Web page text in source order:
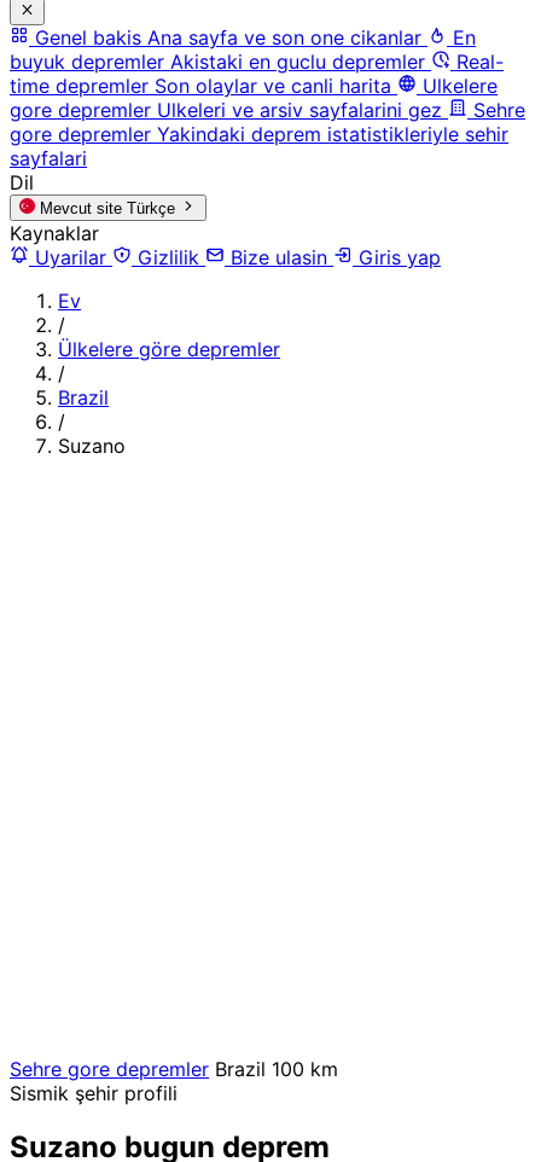
Genel bakis Ana sayfa ve son one cikanlar
En
buyuk depremler Akistaki en guclu depremler
Real-
time depremler Son olaylar ve canli harita
Ulkelere
gore depremler Ulkeleri ve arsiv sayfalarini gez
Sehre
gore depremler Yakindaki deprem istatistikleriyle sehir
sayfalari
Dil
Mevcut site Türkçe
Kaynaklar
Uyarilar
Gizlilik Bize ulasin
Giris yap
Ev
/
Ülkelere göre depremler
/
Brazil
/
Suzano
Sehre gore depremler Brazil 100 km
Sismik şehir profili
Suzano bugun deprem